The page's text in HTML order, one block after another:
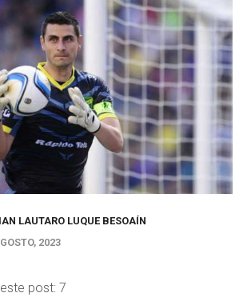
LAUTARO LUQUE BESOAÍN
2023
post: 7